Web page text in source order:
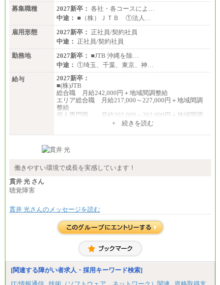
募集職種
2027新卒： 各社・各コースによ…
中途： ■（株）ＪＴＢ ①法人…
雇用形態
2027新卒： 正社員/契約社員
中途： 正社員/契約社員
勤務地
2027新卒： ■JTB 沖縄を除…
中途： ①埼玉、千葉、東京、神…
給与
2027新卒：
■(株)JTB
総合職 月給242,000円＋地域間調整給
エリア総合職 月給217,000～227,000円＋地域間調
整給
個人専門職 月給202,000～202,000円＋地域間調
総合職 月給208,000～235,000円
※詳細はJTBキャリアサイトよりご確認ください。
総合職 月給220,000～230,000円＋地域間調整給
整給
※詳細はJTBキャリアサイトよりご確認ください。
■(株)JTBコミュニケーションデザイン
総合職 月給230,000円
みなし残業手当：20,000円（一律支給）※みなし
残業手当の残業時間は10.43時間。
+ 続きを読む
働きやすい環境で成長を実感しています！
貫井 光 さん
聴覚障害
貫井 光さんのメッセージを読む
[関連する障がい者求人・採用キーワード検索]